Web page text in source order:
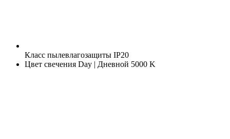
Класс пылевлагозащиты IP20
Цвет свечения Day | Дневной 5000 K